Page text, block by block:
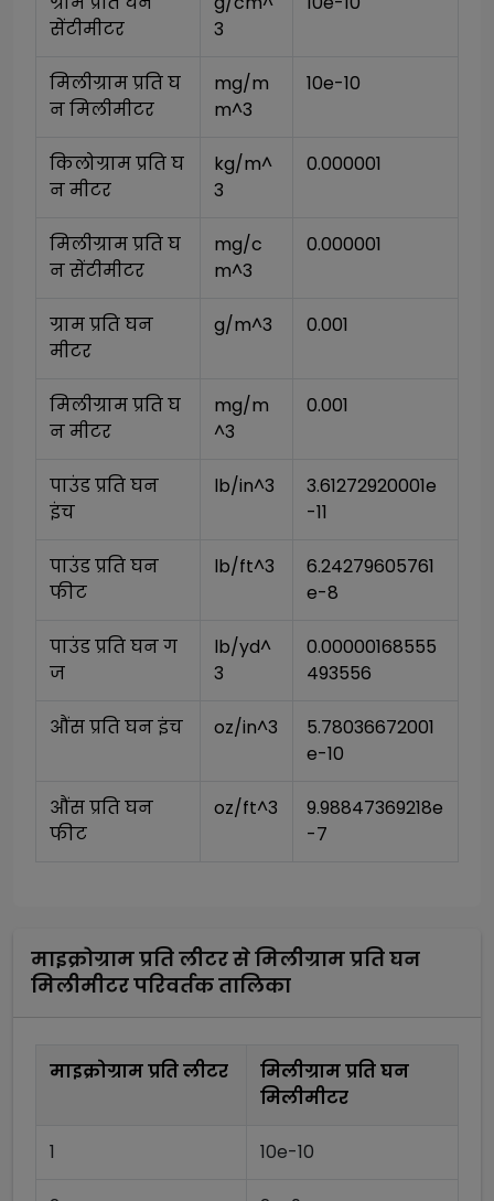
सेंटीमीटर
3
मिलीग्राम प्रति घ
न मिलीमीटर
mg/m
m^3
10e-10
किलोग्राम प्रति घ
न मीटर
kg/m^
3
0.000001
मिलीग्राम प्रति घ
न सेंटीमीटर
mg/c
m^3
0.000001
ग्राम प्रति घन
मीटर
g/m^3 0.001
मिलीग्राम प्रति घ
न मीटर
mg/m
^3
0.001
पाउंड प्रति घन
इंच
lb/in^3
3.61272920001e
-11
पाउंड प्रति घन
फीट
lb/ft^3
6.24279605761
e-8
पाउंड प्रति घन ग
ज
lb/yd^
3
0.00000168555
493556
औंस प्रति घन इंच oz/in^3
5.78036672001
e-10
औंस प्रति घन
फीट
oz/ft^3
9.98847369218e
-7
माइक्रोग्राम प्रति लीटरसेमिलीग्राम प्रति घन
मिलीमीटरपरिवर्तक तालिका
माइक्रोग्राम प्रति लीटर
मिलीग्राम प्रति घन
मिलीमीटर
1 10e-10